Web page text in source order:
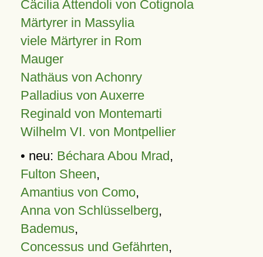
Cäcilia Attendoli von Cotignola
Märtyrer in Massylia
viele Märtyrer in Rom
Mauger
Nathäus von Achonry
Palladius von Auxerre
Reginald von Montemarti
Wilhelm VI. von Montpellier
• neu: Béchara Abou Mrad,
Fulton Sheen,
Amantius von Como,
Anna von Schlüsselberg,
Bademus,
Concessus und Gefährten,